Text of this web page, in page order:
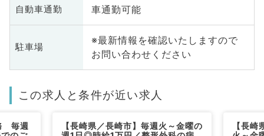
自動車通勤 車通勤可能
駐車場
※最新情報を確認いたしますので
お問い合わせください
この求人と条件が近い求人
毎週
【長崎県／長崎市】毎週火～金曜の
【長